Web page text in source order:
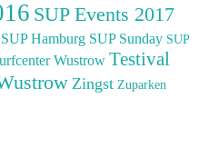
SUP Events 2017
SUP Hamburg SUP Sunday SUP
Wustrow Testival
Zingst Zuparken